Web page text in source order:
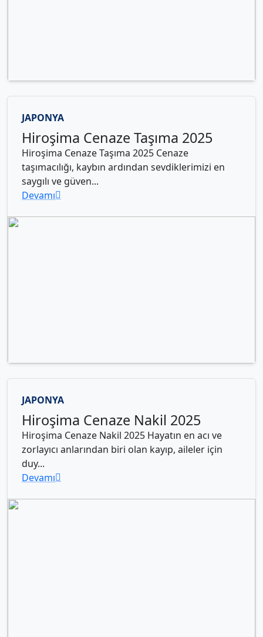
JAPONYA
Hiroşima Cenaze Taşıma 2025
Hiroşima Cenaze Taşıma 2025 Cenaze
taşımacılığı, kaybın ardından sevdiklerimizi en
saygılı ve güven...
Devamı
JAPONYA
Hiroşima Cenaze Nakil 2025
Hiroşima Cenaze Nakil 2025 Hayatın en acı ve
zorlayıcı anlarından biri olan kayıp, aileler için
duy...
Devamı